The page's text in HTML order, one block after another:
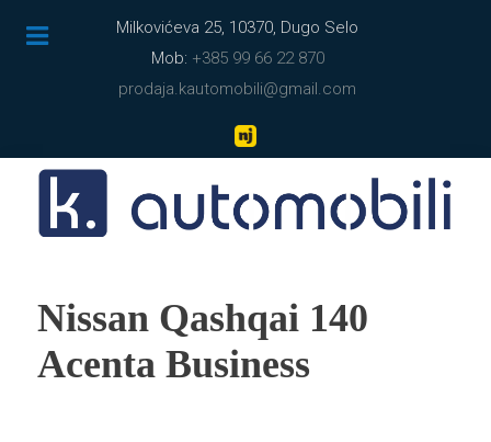
Milkovićeva 25, 10370, Dugo Selo
Mob: +385 99 66 22 870
prodaja.kautomobili@gmail.com
Nissan Qashqai 140
Acenta Business